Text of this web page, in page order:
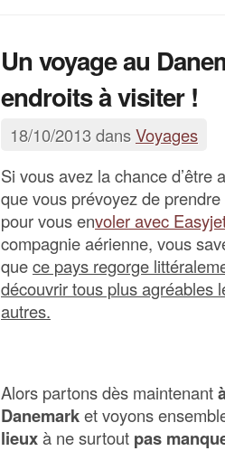
Un voyage au
endroits à visiter !
18/10/2013 dansVoyages
Si vous avez la chance d’être
que vous prévoyez de prendre
pour vous envoler avec
compagnie aérienne, vous
quece pays regorge
découvrir tous plus agréables
autres.
Alors partons dès maintenant
Danemarket voyons
lieuxà ne surtout pas